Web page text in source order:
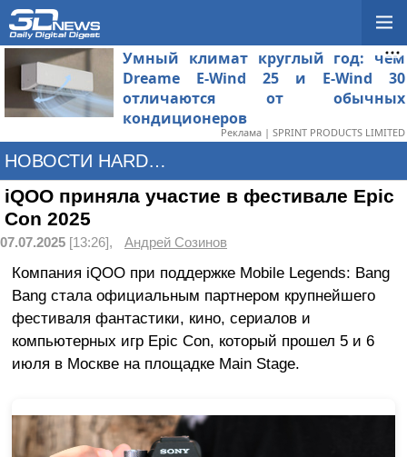
Умный климат круглый год: чем
Dreame E-Wind 25 и E-Wind 30
отличаются от обычных
кондиционеров
Реклама | SPRINT PRODUCTS LIMITED
НОВОСТИ HARDWARE
iQOO приняла участие в фестивале Epic
Con 2025
07.07.2025 [13:26], Андрей Созинов
Компания iQOO при поддержке Mobile Legends: Bang
Bang стала официальным партнером крупнейшего
фестиваля фантастики, кино, сериалов и
компьютерных игр Epic Con, который прошел 5 и 6
июля в Москве на площадке Main Stage.